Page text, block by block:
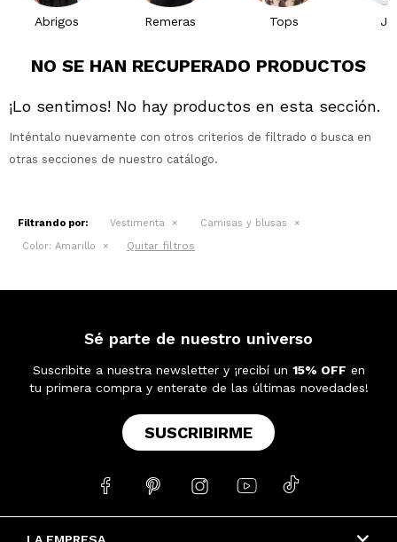
Abrigos Remeras Tops
NO SE HAN RECUPERADO PRODUCTOS
¡Lo sentimos! No hay productos en esta sección.
Inténtalo nuevamente con otros criterios de filtrado o busca en
otras secciones de nuestro catálogo.
Filtrando por: Vestimenta
Camisas y blusas
Color: Amarillo Quitar filtros
Sé parte de nuestro universo
Suscribite a nuestra newsletter y ¡recibí un 15% OFF en
tu primera compra y enterate de las últimas novedades!
SUSCRIBIRME
    
Ayuda